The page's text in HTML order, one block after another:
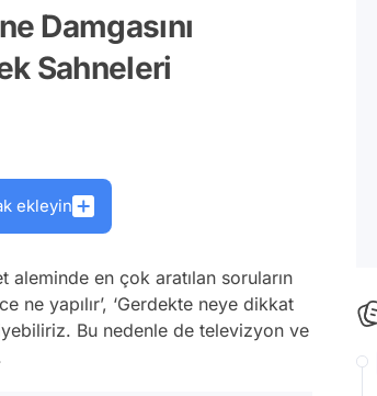
Damgasını
Sahneleri
ekleyin
en çok aratılan soruların
ne yapılır’, ‘Gerdekte neye dikkat
Bu nedenle de televizyon ve